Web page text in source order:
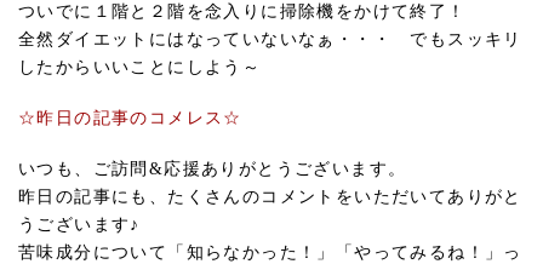
ついでに１階と２階を念入りに掃除機をかけて終了！
全然ダイエットにはなっていないなぁ・・・ でもスッキリ
したからいいことにしよう～
☆昨日の記事のコメレス☆
いつも、ご訪問&応援ありがとうございます。
昨日の記事にも、たくさんのコメントをいただいてありがと
うございます♪
苦味成分について「知らなかった！」「やってみるね！」っ